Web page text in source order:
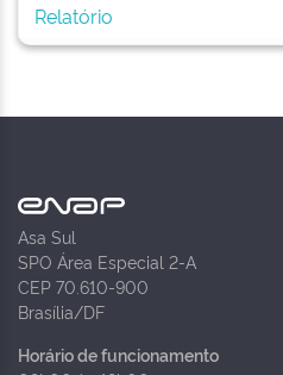
Relatório
Asa Sul
SPO Área Especial 2-A
CEP 70.610-900
Brasília/DF
Horário de funcionamento